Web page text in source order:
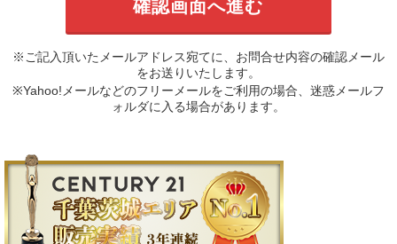
※ご記入頂いたメールアドレス宛てに、お問合せ内容の確認メール
をお送りいたします。
※Yahoo!メールなどのフリーメールをご利用の場合、迷惑メールフ
ォルダに入る場合があります。